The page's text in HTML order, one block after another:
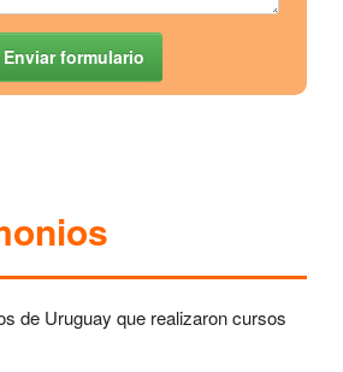
Enviar formulario
de Uruguay que realizaron cursos